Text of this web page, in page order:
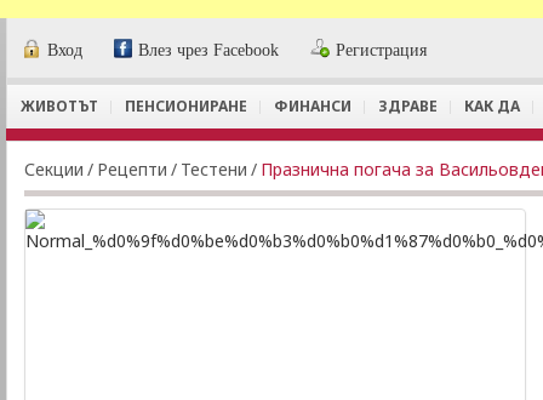
Вход Влез чрез Facebook Регистрация
ЖИВОТЪТ ПЕНСИОНИРАНЕ ФИНАНСИ ЗДРАВЕ КАК ДА
Секции / Рецепти / Тестени / Празнична погача за